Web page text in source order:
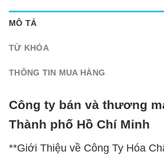
MÔ TẢ
TỪ KHÓA
THÔNG TIN MUA HÀNG
Công ty bán và thương
Thành phố Hồ Chí Minh
**Giới Thiệu về Công Ty Hóa